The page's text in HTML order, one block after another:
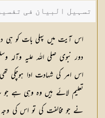
تسہیل البیان فی
شکیلہ بنت میاں فضل
اس آیت میں پہلی بات کو ہی
دور نبوی صلی اللہ علیہ
اس امر کی شہادت ادا ہوچکی
تعلیم لائے ہیں وہ وہی ہے جو
نے جو مخالفت کی تو اس کی وجہ